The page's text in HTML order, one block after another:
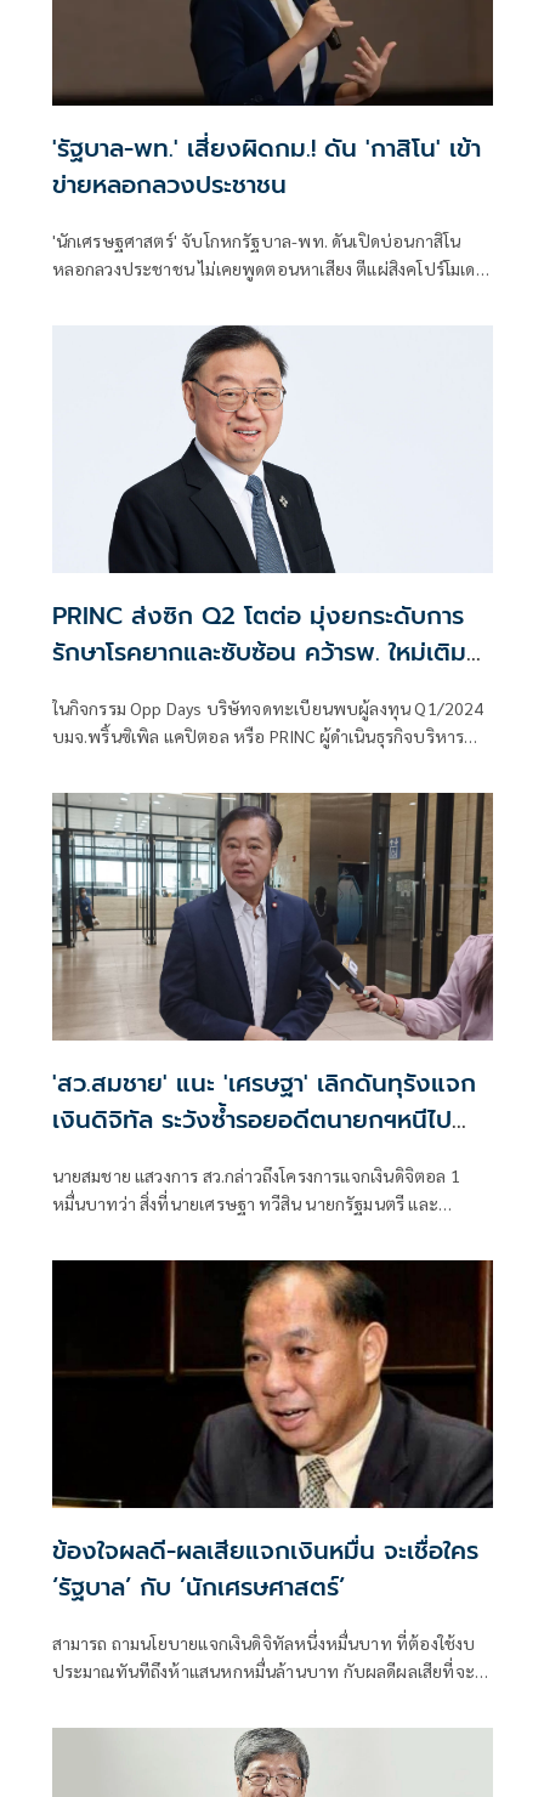
'รัฐบาล-พท.' เสี่ยงผิดกม.! ดัน 'กาสิโน' เข้า
ข่ายหลอกลวงประชาชน
'นักเศรษฐศาสตร์' จับโกหกรัฐบาล-พท. ดันเปิดบ่อนกาสิโน
หลอกลวงประชาชน ไม่เคยพูดตอนหาเสียง ตีแผ่สิงคโปร์โมเดล
PRINC ส่งซิก Q2 โตต่อ มุ่งยกระดับการ
รักษาโรคยากและซับซ้อน คว้ารพ. ใหม่เติม
ตามเป้า 10 ถึง 15%
ในกิจกรรม Opp Days บริษัทจดทะเบียนพบผู้ลงทุน Q1/2024
บมจ.พริ้นซิเพิล แคปิตอล หรือ PRINC ผู้ดำเนินธุรกิจบริหาร
เพิล เฮลท์แคร์" ขยายเครือข่าย 18 แห่ง ครอบคลุม 14 จังหวัด
ภายในปี 2024
'สว.สมชาย' แนะ 'เศรษฐา' เลิกดันทุรังแจก
เงินดิจิทัล ระวังซ้ำรอยอดีตนายกฯหนีไป
นายสมชาย แสวงการ สว.กล่าวถึงโครงการแจกเงินดิจิตอล 1
หมื่นบาทว่า สิ่งที่นายเศรษฐา ทวีสิน นายกรัฐมนตรี และ
แต่ต้องรับฟังความเห็นต่างจากนักเศรษฐศาสตร์ ผู้ว่าการ
ธนาคารแห่งประเทศไทย(ธปท.)
ข้องใจผลดี-ผลเสียแจกเงินหมื่น จะเชื่อใคร
‘รัฐบาล’ กับ ’นักเศรษศาสตร์’
สามารถ ถามนโยบายแจกเงินดิจิทัลหนึ่งหมื่นบาท ที่ต้องใช้งบ
ประมาณทันทีถึงห้าแสนหกหมื่นล้านบาท กับผลดีผลเสียที่จะ